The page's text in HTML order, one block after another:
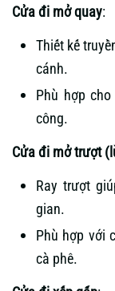
Cửa đi mở quay:
Thiết kế
cánh.
Phù hợp
công.
Cửa đi mở trượt
Ray trượt
gian.
Phù hợp với
cà phê.